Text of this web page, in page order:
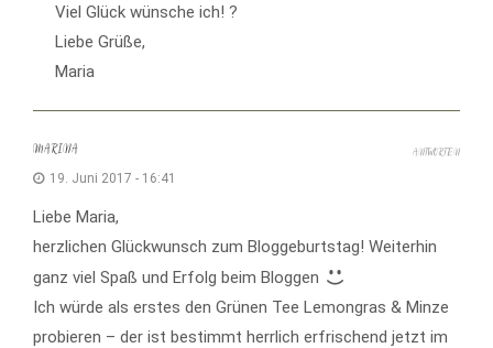
Viel Glück wünsche ich! ?
Liebe Grüße,
Maria
MARINA
19. Juni 2017 - 16:41
Liebe Maria,
herzlichen Glückwunsch zum Bloggeburtstag! Weiterhin
ganz viel Spaß und Erfolg beim Bloggen
Ich würde als erstes den Grünen Tee Lemongras & Minze
probieren – der ist bestimmt herrlich erfrischend jetzt im
ANTWORTEN